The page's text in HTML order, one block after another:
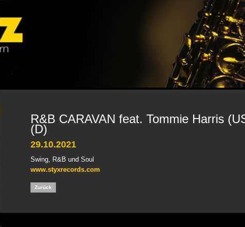
R&B CARAVAN feat. Tommie Harris
(D)
29.10.2021
Swing, R&B und Soul
www.styxrecords.com
Zurück